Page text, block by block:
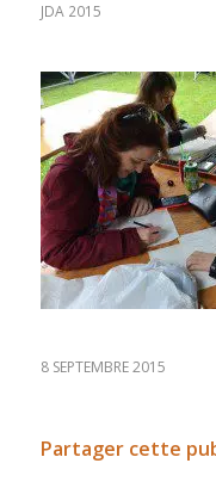
JDA 2015
8 SEPTEMBRE 2015
Partager cette